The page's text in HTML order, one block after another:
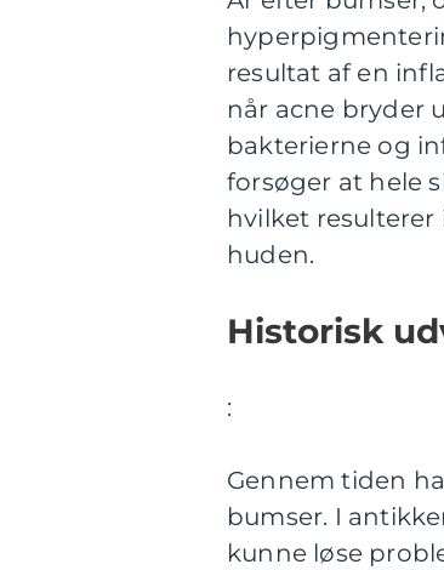
resultat af en
når acne bryder
bakterierne og
forsøger at hele
hvilket
huden.
Historisk
:
Gennem tiden
bumser. I
kunne løse